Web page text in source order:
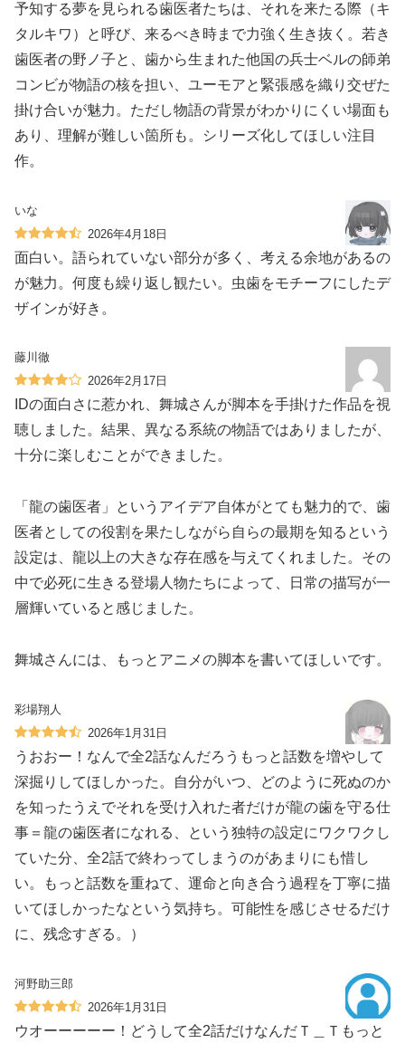
予知する夢を見られる歯医者たちは、それを来たる際（キ
タルキワ）と呼び、来るべき時まで力強く生き抜く。若き
歯医者の野ノ子と、歯から生まれた他国の兵士ベルの師弟
コンビが物語の核を担い、ユーモアと緊張感を織り交ぜた
掛け合いが魅力。ただし物語の背景がわかりにくい場面も
あり、理解が難しい箇所も。シリーズ化してほしい注目
作。
いな
2026年4月18日
面白い。語られていない部分が多く、考える余地があるの
が魅力。何度も繰り返し観たい。虫歯をモチーフにしたデ
ザインが好き。
藤川徹
2026年2月17日
IDの面白さに惹かれ、舞城さんが脚本を手掛けた作品を視
聴しました。結果、異なる系統の物語ではありましたが、
十分に楽しむことができました。
「龍の歯医者」というアイデア自体がとても魅力的で、歯
医者としての役割を果たしながら自らの最期を知るという
設定は、龍以上の大きな存在感を与えてくれました。その
中で必死に生きる登場人物たちによって、日常の描写が一
層輝いていると感じました。
舞城さんには、もっとアニメの脚本を書いてほしいです。
彩場翔人
2026年1月31日
うおおー！なんで全2話なんだろうもっと話数を増やして
深掘りしてほしかった。自分がいつ、どのように死ぬのか
を知ったうえでそれを受け入れた者だけが龍の歯を守る仕
事＝龍の歯医者になれる、という独特の設定にワクワクし
ていた分、全2話で終わってしまうのがあまりにも惜し
い。もっと話数を重ねて、運命と向き合う過程を丁寧に描
いてほしかったなという気持ち。可能性を感じさせるだけ
に、残念すぎる。）
河野助三郎
2026年1月31日
ウオーーーーー！どうして全2話だけなんだＴ＿Ｔもっと